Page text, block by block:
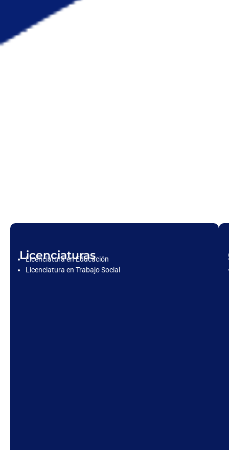
Licenciaturas
Licenciatura en Educación
Licenciatura en Trabajo Social